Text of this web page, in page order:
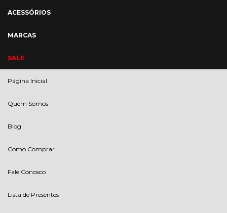
ACESSÓRIOS
MARCAS
SALE
Página Inicial
Quem Somos
Blog
Como Comprar
Fale Conosco
Lista de Presentes